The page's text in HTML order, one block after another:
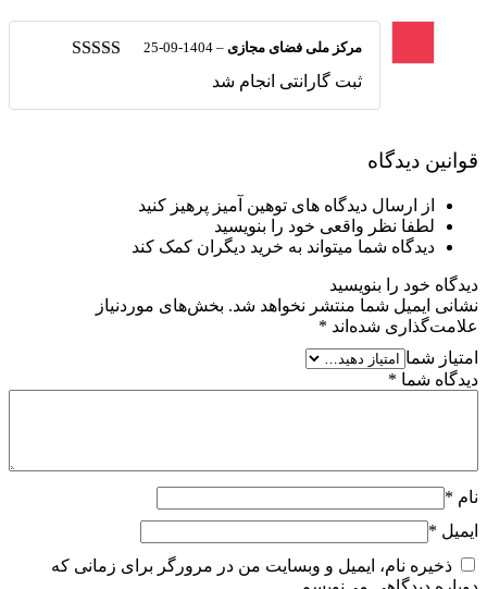
مرکز ملی فضای مجازی –
1404-09-25
ثبت گارانتی انجام شد
قوانین دیدگاه
از ارسال دیدگاه های توهین آمیز پرهیز کنید
لطفا نظر واقعی خود را بنویسید
دیدگاه شما میتواند به خرید دیگران کمک کند
دیدگاه خود را بنویسید
نشانی ایمیل شما منتشر نخواهد شد. بخش‌های موردنیاز
علامت‌گذاری شده‌اند *
امتیاز شما
دیدگاه شما *
نام *
ایمیل *
ذخیره نام، ایمیل و وبسایت من در مرورگر برای زمانی که